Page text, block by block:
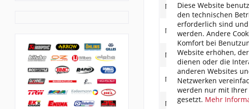
Moto Guzzi
Moto Guzzi
Moto Guzzi
Moto Guzzi
Moto Guzzi
Diese Website
den technischen
erforderlich sind
werden. Andere
Komfort bei
Website erhöhen,
dienen oder die
anderen Websites
Netzwerken
werden nur mit
gesetzt. Mehr